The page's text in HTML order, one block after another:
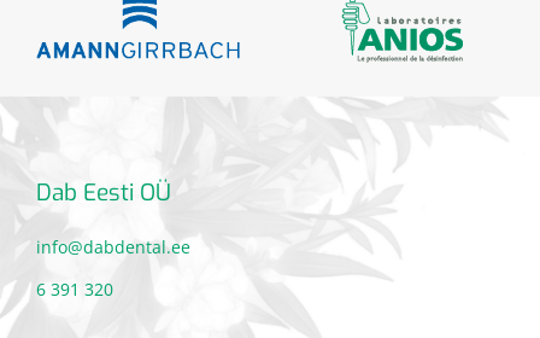
Dab Eesti OÜ
info@dabdental.ee
6 391 320